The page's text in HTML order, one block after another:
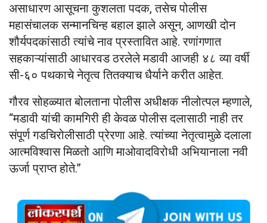
असाधारण आसूचना कुशलता पदक, तसेच पोलीस
महासंचालक सन्मानचिन्ह बहाल झाले असून, आणखी दोन
शौर्यपदकांसाठी त्यांचे नाव प्रस्तावित आहे. रणांगणात
सहकाऱ्यांसाठी आधारवड ठरलेले मडावी आजही ४८ व्या वर्षी
सी-६० पथकाचे नेतृत्व तितक्याच धैर्याने करीत आहेत.
गौरव सोहळ्यात बोलताना पोलीस अधीक्षक नीलोत्पल म्हणाले,
“मडावी यांची कामगिरी ही केवळ पोलीस दलासाठी नाही तर
संपूर्ण गडचिरोलीसाठी प्रेरणा आहे. त्यांच्या नेतृत्वामुळे दलाला
आत्मविश्वास मिळतो आणि माओवादविरोधी अभियानाला नवी
ऊर्जा प्राप्त होते.”